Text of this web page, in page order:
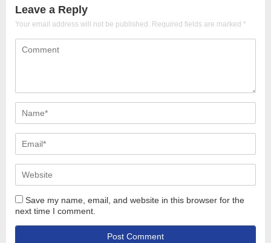
Leave a Reply
Your email address will not be published. Required fields are marked *
Save my name, email, and website in this browser for the
next time I comment.